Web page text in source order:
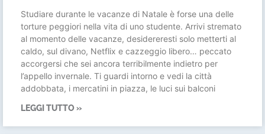
Studiare durante le vacanze di Natale è forse una delle
torture peggiori nella vita di uno studente. Arrivi stremato
al momento delle vacanze, desidereresti solo metterti al
caldo, sul divano, Netflix e cazzeggio libero… peccato
accorgersi che sei ancora terribilmente indietro per
l’appello invernale. Ti guardi intorno e vedi la città
addobbata, i mercatini in piazza, le luci sui balconi
LEGGI TUTTO »